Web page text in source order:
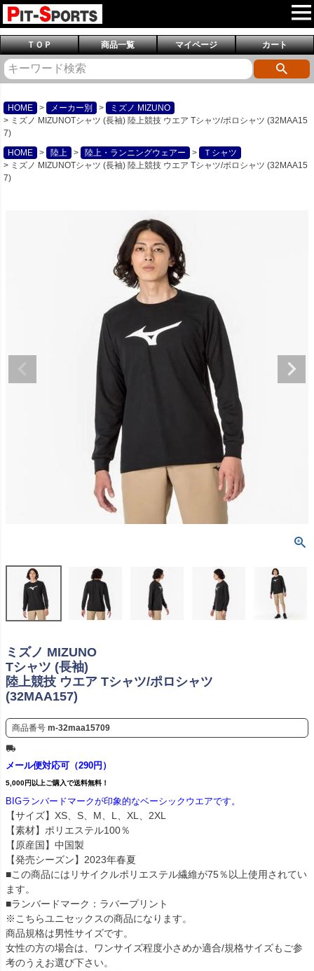
ＴＯＰ 商品一覧 マイページ カート
HOME メーカー別
ミズノ MIZUNO
ミズノ MIZUNOTシャツ (長袖) 陸上競技 ウエア Tシャツ/ポロシャツ (32MAA15
7)
HOME
陸上 陸上・ランニングウェアー
Ｔシャツ
ミズノ MIZUNOTシャツ (長袖) 陸上競技 ウエア Tシャツ/ポロシャツ (32MAA15
7)
ミズノ MIZUNO
Tシャツ (長袖)
陸上競技 ウエア Tシャツ/ポロシャツ
(32MAA157)
商品番号 m-32maa15709
メール便対応可（290円）
5,000円以上ご購入で送料無料！
BIGランバードマークが印象的なベーシックウエアです。
【サイズ】XS、S、M、L、XL、2XL
【素材】ポリエステル100％
【原産国】中国製
【発売シーズン】2023年春夏
■この商品にはリサイクルポリエステル繊維が75％以上使用されてい
ます。
■ランバードマーク：ラバープリント
※こちらユニセックスの商品になります。
商品規格は男性サイズです。
女性の方の場合は、ワンサイズ程度小さめか適合/規格サイズもご参
考のうえお選び下さい。